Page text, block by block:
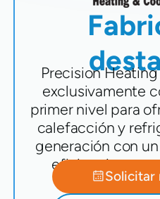
Precision
exclusivamente
primer nivel para
calefacción y
generación con
eficiencia
Solicitar